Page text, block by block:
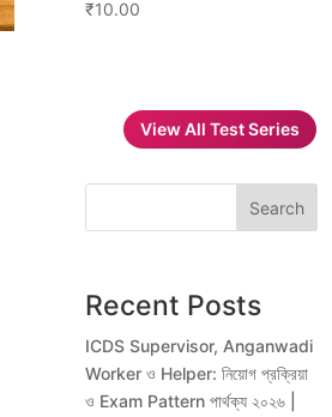
₹10.00
View All Test Series
Search
Recent Posts
ICDS Supervisor, Anganwadi
Worker ও Helper: নিয়োগ প্রক্রিয়া
ও Exam Pattern পার্থক্য ২০২৬ |